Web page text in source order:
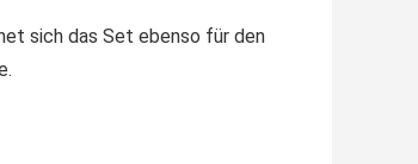
sich das Set ebenso für den